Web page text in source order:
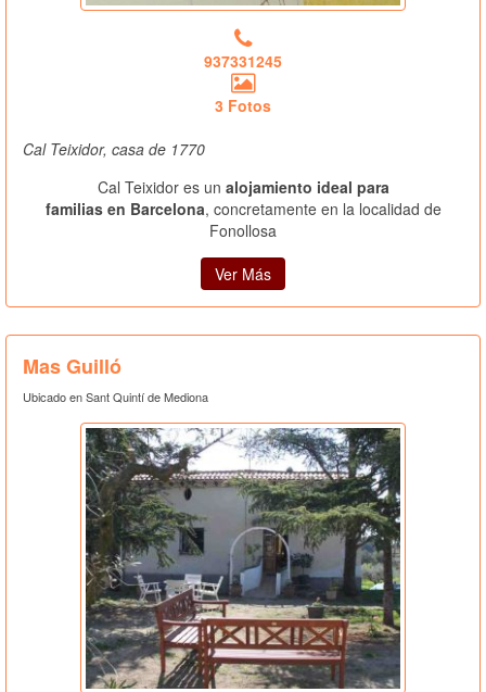
937331245
3 Fotos
Cal Teixidor, casa de 1770
Cal Teixidor es un alojamiento ideal para
familias en Barcelona, concretamente en la localidad de
Fonollosa
Ver Más
Mas Guilló
Ubicado en Sant Quintí de Mediona